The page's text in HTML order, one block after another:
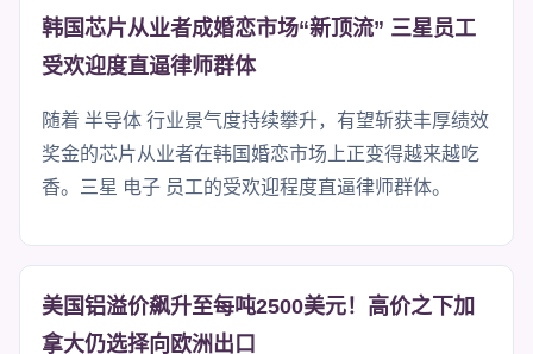
韩国芯片从业者成婚恋市场“新顶流” 三星员工
受欢迎度直逼律师群体
随着 半导体 行业景气度持续攀升，有望斩获丰厚绩效
奖金的芯片从业者在韩国婚恋市场上正变得越来越吃
香。三星 电子 员工的受欢迎程度直逼律师群体。
美国铝溢价飙升至每吨2500美元！高价之下加
拿大仍选择向欧洲出口